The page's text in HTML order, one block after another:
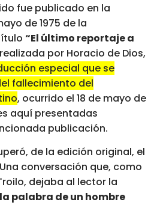
fue publicado en la
de 1975 de la
“El último reportaje a
por Horacio de Dios,
especial que se
fallecimiento del
, ocurrido el 18 de mayo de
aquí presentadas
publicación.
de la edición original, el
conversación que, como
dejaba al lector la
la palabra de un hombre